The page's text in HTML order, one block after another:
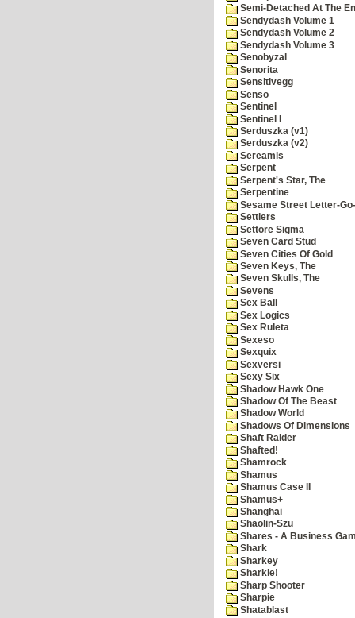
Semi-Detached At The
Sendydash Volume 1
Sendydash Volume 2
Sendydash Volume 3
Senobyzal
Senorita
Sensitivegg
Senso
Sentinel
Sentinel I
Serduszka (v1)
Serduszka (v2)
Sereamis
Serpent
Serpent's Star, The
Serpentine
Sesame Street Letter-
Settlers
Settore Sigma
Seven Card Stud
Seven Cities Of Gold
Seven Keys, The
Seven Skulls, The
Sevens
Sex Ball
Sex Logics
Sex Ruleta
Sexeso
Sexquix
Sexversi
Sexy Six
Shadow Hawk One
Shadow Of The Beast
Shadow World
Shadows Of Dimensions
Shaft Raider
Shafted!
Shamrock
Shamus
Shamus Case II
Shamus+
Shanghai
Shaolin-Szu
Shares - A Business
Shark
Sharkey
Sharkie!
Sharp Shooter
Sharpie
Shatablast